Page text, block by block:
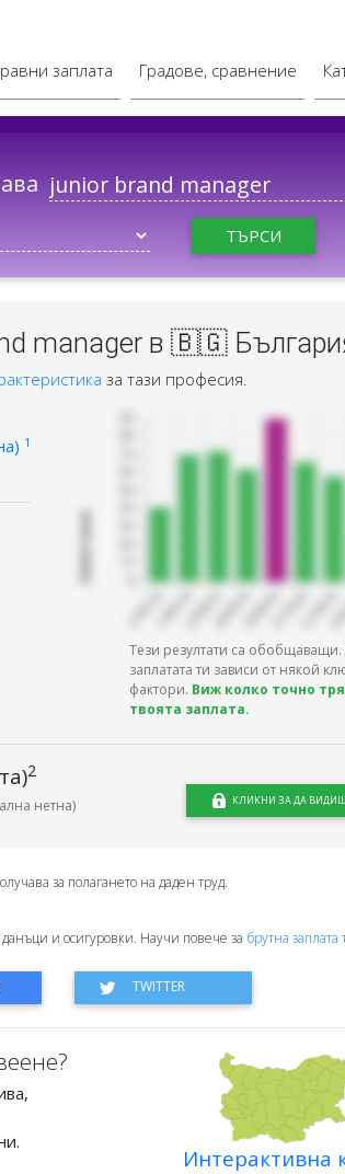
заплата Градове, сравнение
ТЪРСИ
manager в 🇧🇬
за тази професия.
1
Тези резултати са
заплатата ти зависи от някой
фактори. Виж колко точно
твоята заплата.
2
нетна) КЛИКНИ ЗА ДА
за полагането на даден труд.
и осигуровки. Научи повече за брутна заплата
Интерактивна